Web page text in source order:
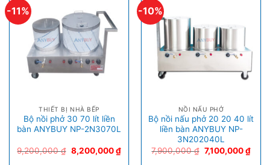
-11%
THIẾT BỊ NHÀ BẾP
Bộ nồi phở 30 70 lít liền
bàn ANYBUY NP-2N3070L
9,200,000₫ 8,200,000₫
-10%
NỒI NẤU PHỞ
Bộ nồi nấu phở 20 20 40 lít
liền bàn ANYBUY NP-
3N202040L
7,900,000₫ 7,100,000₫